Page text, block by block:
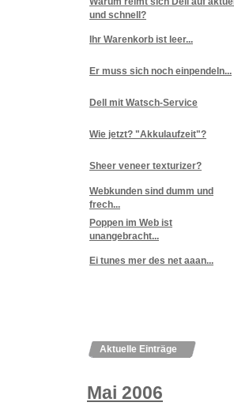
und schnell?
Ihr Warenkorb ist leer...
Er muss sich noch einpendeln...
Dell mit Watsch-Service
Wie jetzt? "Akkulaufzeit"?
Sheer veneer texturizer?
Webkunden sind dumm und
frech...
Poppen im Web ist
unangebracht...
Ei tunes mer des net aaan...
Aktuelle Einträge
Mai 2006